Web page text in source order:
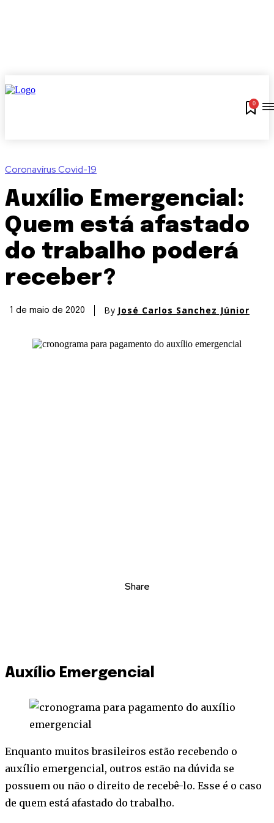
0
Coronavírus Covid-19
Auxílio Emergencial:
Quem está afastado
do trabalho poderá
receber?
1 de maio de 2020 By José Carlos Sanchez Júnior
Share
Auxílio Emergencial
Enquanto muitos brasileiros estão recebendo o
auxílio emergencial, outros estão na dúvida se
possuem ou não o direito de recebê-lo. Esse é o caso
de quem está afastado do trabalho.